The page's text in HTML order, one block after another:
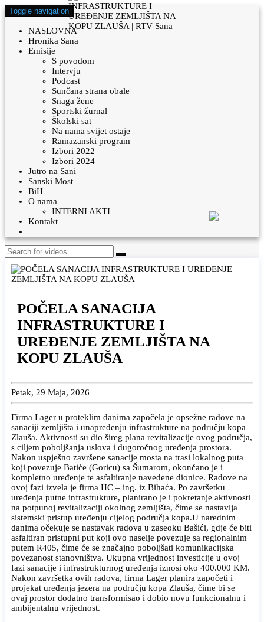
Toggle navigation
NASLOVNA
Hronika Sana
Emisije
S povodom
Intervju
Podcast
Sunčana strana obale
Snaga žene
Sportski žurnal
Školski sat
Na nama svijet ostaje
Ramazanski program
Izbori 2022
Izbori 2024
Jutro na Sani
Sanski Most
BiH
O nama
INTERNI AKTI
Kontakt
POČELA SANACIJA
INFRASTRUKTURE I
UREĐENJE ZEMLJIŠTA NA
KOPU ZLAUŠA
Petak, 29 Maja, 2026
Firma Lager u proteklim danima započela je opsežne radove na
sanaciji zemljišta i unapređenju infrastrukture na području kopa
Zlauša. Aktivnosti su dio šireg plana revitalizacije ovog područja,
s ciljem poboljšanja uslova i dugoročnog uređenja prostora.
Nakon uspješno završene sanacije mosta na trasi lokalnog puta
koji povezuje Batiće (Goricu) sa Šumarom, okončano je i
kompletno uređenje te asfaltiranje navedene dionice. Radove na
ovoj fazi izvela je firma HC – ing. iz Bihaća. Po završetku
uređenja putne infrastrukture, planirano je i pokretanje aktivnosti
na potpunoj revitalizaciji okolnog zemljišta, čime se nastavlja
sistemski pristup uređenju cijelog područja kopa.U narednim
danima očekuje se nastavak radova u zaseoku Bašići, gdje će biti
asfaltiran pristupni put koji ovo naselje povezuje sa regionalnim
putem R405, čime će se značajno poboljšati komunikacijska
povezanost stanovništva. Ukupna vrijednost investicije u ovoj
fazi sanacije i infrastrukturnog uređenja iznosi oko 400.000 KM.
Nakon završetka ovih radova, firma Lager planira započeti i
projekat uređenja jezera na području kopa Zlauša, čime bi se
ovaj prostor dodatno transformisao i dobio novu funkcionalnu i
ambijentalnu vrijednost.